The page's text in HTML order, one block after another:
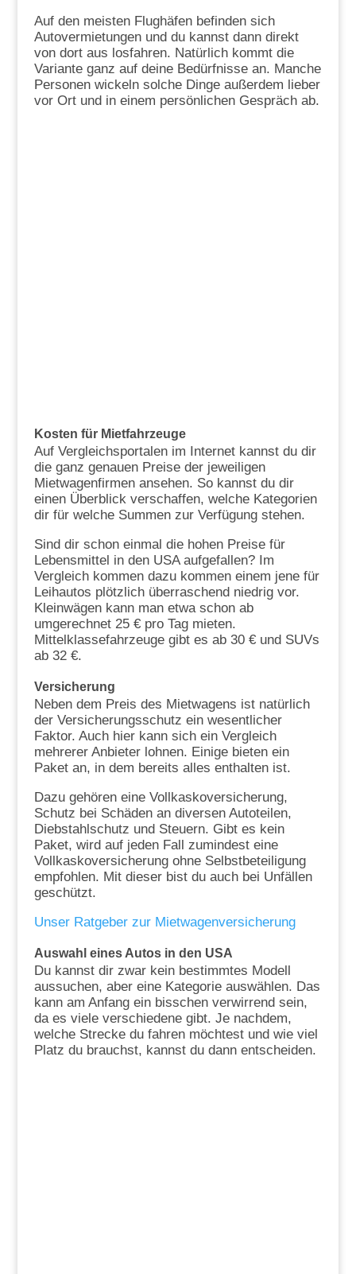
Auf den meisten Flughäfen befinden sich
Autovermietungen und du kannst dann direkt
von dort aus losfahren. Natürlich kommt die
Variante ganz auf deine Bedürfnisse an. Manche
Personen wickeln solche Dinge außerdem lieber
vor Ort und in einem persönlichen Gespräch ab.
Kosten für Mietfahrzeuge
Auf Vergleichsportalen im Internet kannst du dir
die ganz genauen Preise der jeweiligen
Mietwagenfirmen ansehen. So kannst du dir
einen Überblick verschaffen, welche Kategorien
dir für welche Summen zur Verfügung stehen.
Sind dir schon einmal die hohen Preise für
Lebensmittel in den USA aufgefallen? Im
Vergleich kommen dazu kommen einem jene für
Leihautos plötzlich überraschend niedrig vor.
Kleinwägen kann man etwa schon ab
umgerechnet 25 € pro Tag mieten.
Mittelklassefahrzeuge gibt es ab 30 € und SUVs
ab 32 €.
Versicherung
Neben dem Preis des Mietwagens ist natürlich
der Versicherungsschutz ein wesentlicher
Faktor. Auch hier kann sich ein Vergleich
mehrerer Anbieter lohnen. Einige bieten ein
Paket an, in dem bereits alles enthalten ist.
Dazu gehören eine Vollkaskoversicherung,
Schutz bei Schäden an diversen Autoteilen,
Diebstahlschutz und Steuern. Gibt es kein
Paket, wird auf jeden Fall zumindest eine
Vollkaskoversicherung ohne Selbstbeteiligung
empfohlen. Mit dieser bist du auch bei Unfällen
geschützt.
Unser Ratgeber zur Mietwagenversicherung
Auswahl eines Autos in den USA
Du kannst dir zwar kein bestimmtes Modell
aussuchen, aber eine Kategorie auswählen. Das
kann am Anfang ein bisschen verwirrend sein,
da es viele verschiedene gibt. Je nachdem,
welche Strecke du fahren möchtest und wie viel
Platz du brauchst, kannst du dann entscheiden.